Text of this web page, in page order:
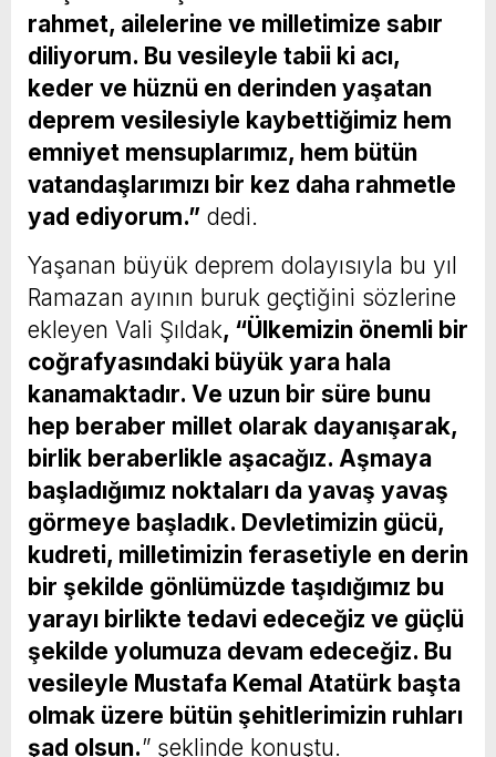
rahmet, ailelerine ve milletimize sabır
diliyorum. Bu vesileyle tabii ki acı,
keder ve hüznü en derinden yaşatan
deprem vesilesiyle kaybettiğimiz hem
emniyet mensuplarımız, hem bütün
vatandaşlarımızı bir kez daha rahmetle
yad ediyorum.” dedi.
Yaşanan büyük deprem dolayısıyla bu yıl
Ramazan ayının buruk geçtiğini sözlerine
ekleyen Vali Şıldak, “Ülkemizin önemli bir
coğrafyasındaki büyük yara hala
kanamaktadır. Ve uzun bir süre bunu
hep beraber millet olarak dayanışarak,
birlik beraberlikle aşacağız. Aşmaya
başladığımız noktaları da yavaş yavaş
görmeye başladık. Devletimizin gücü,
kudreti, milletimizin ferasetiyle en derin
bir şekilde gönlümüzde taşıdığımız bu
yarayı birlikte tedavi edeceğiz ve güçlü
şekilde yolumuza devam edeceğiz. Bu
vesileyle Mustafa Kemal Atatürk başta
olmak üzere bütün şehitlerimizin ruhları
şad olsun.” şeklinde konuştu.